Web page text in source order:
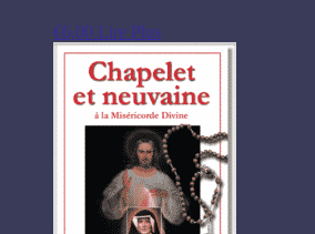
€6,00 Lire Plus